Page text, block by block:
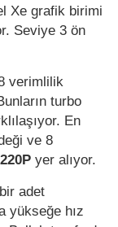
Xe grafik birimi
Seviye 3 ön
verimlilik
turbo
En
ve 8
yer alıyor.
adet
yükseğe hız